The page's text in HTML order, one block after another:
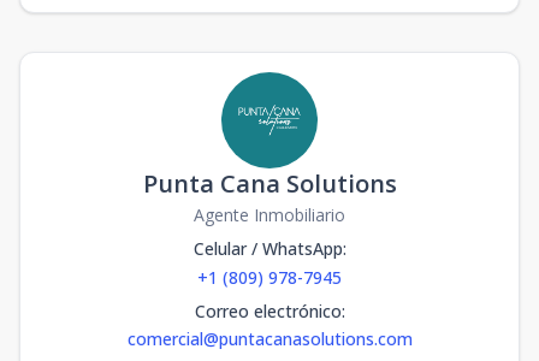
Punta Cana Solutions
Agente Inmobiliario
Celular / WhatsApp:
+1 (809) 978-7945
Correo electrónico:
comercial@puntacanasolutions.com